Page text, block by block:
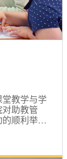
教学与学
助教管
顺利举办
助教的积
动的成功